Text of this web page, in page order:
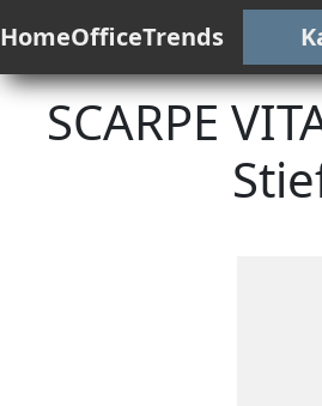
HomeOfficeTrends
SCARPE